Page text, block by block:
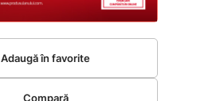
Adaugă în favorite
Compară